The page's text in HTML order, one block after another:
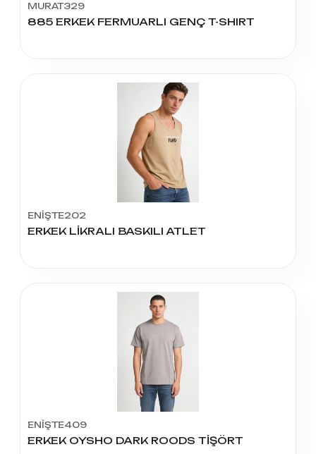
MURAT329
885 ERKEK FERMUARLI GENÇ T-SHIRT
ENİŞTE202
ERKEK LİKRALI BASKILI ATLET
ENİŞTE409
ERKEK OYSHO DARK ROODS TİŞÖRT